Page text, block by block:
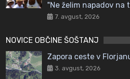
"Ne želim napadov na
7. avgust, 2026
NOVICE OBČINE ŠOŠTANJ
Zapora ceste v
3. avgust, 2026